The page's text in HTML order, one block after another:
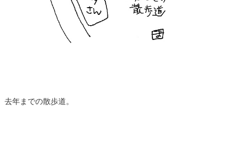
去年までの散歩道。